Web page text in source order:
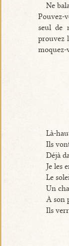
Ne
Pouvez-
seul de
prouvez
moquez-
Là-
Ils
Déjà
Je les
Le
Un
À son
Ils